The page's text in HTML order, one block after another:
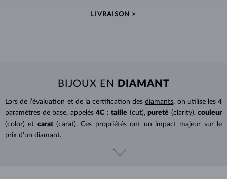
LIVRAISON >
BIJOUX EN DIAMANT
Lors de l’évaluation et de la certification desdiamants, on utilise les 4
paramètres de base, appelés 4C : taille (cut), pureté (clarity), couleur
(color) et carat (carat). Ces propriétés ont un impact majeur sur le
prix d’un diamant.